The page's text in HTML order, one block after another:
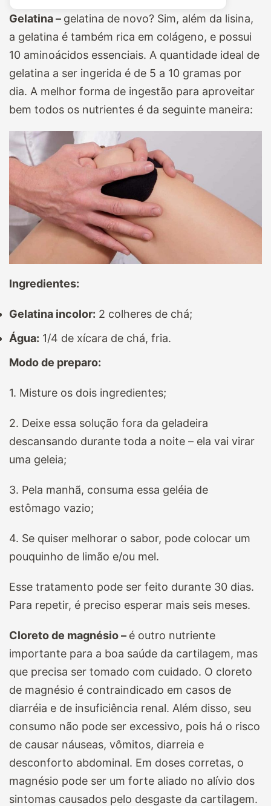
Gelatina – gelatina de novo? Sim, além da lisina,
a gelatina é também rica em colágeno, e possui
10 aminoácidos essenciais. A quantidade ideal de
gelatina a ser ingerida é de 5 a 10 gramas por
dia. A melhor forma de ingestão para aproveitar
bem todos os nutrientes é da seguinte maneira:
Ingredientes:
Gelatina incolor: 2 colheres de chá;
Água: 1/4 de xícara de chá, fria.
Modo de preparo:
1. Misture os dois ingredientes;
2. Deixe essa solução fora da geladeira
descansando durante toda a noite – ela vai virar
uma geleia;
3. Pela manhã, consuma essa geléia de
estômago vazio;
4. Se quiser melhorar o sabor, pode colocar um
pouquinho de limão e/ou mel.
Esse tratamento pode ser feito durante 30 dias.
Para repetir, é preciso esperar mais seis meses.
Cloreto de magnésio – é outro nutriente
importante para a boa saúde da cartilagem, mas
que precisa ser tomado com cuidado. O cloreto
de magnésio é contraindicado em casos de
diarréia e de insuficiência renal. Além disso, seu
consumo não pode ser excessivo, pois há o risco
de causar náuseas, vômitos, diarreia e
desconforto abdominal. Em doses corretas, o
magnésio pode ser um forte aliado no alívio dos
sintomas causados pelo desgaste da cartilagem.